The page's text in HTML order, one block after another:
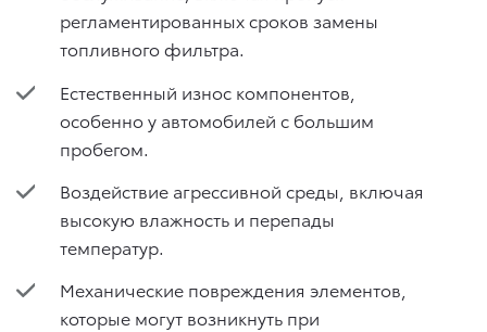
регламентированных сроков замены
топливного фильтра.
Естественный износ компонентов,
особенно у автомобилей с большим
пробегом.
Воздействие агрессивной среды, включая
высокую влажность и перепады
температур.
Механические повреждения элементов,
которые могут возникнуть при